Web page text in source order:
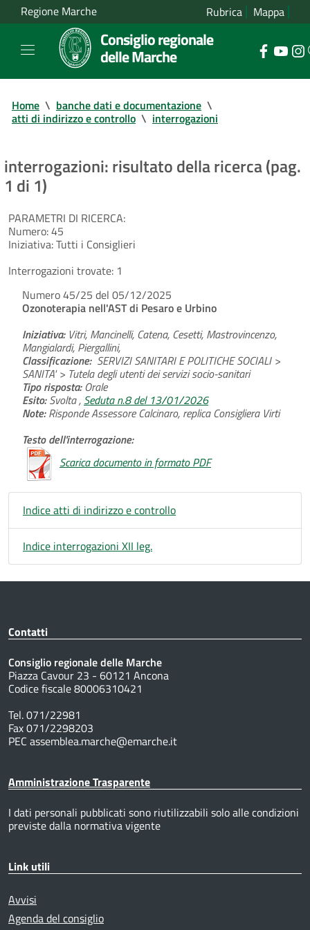
Regione Marche Rubrica Mappa
Consiglio regionale
delle Marche
Home \ banche dati e documentazione \
atti di indirizzo e controllo \ interrogazioni
interrogazioni: risultato della ricerca (pag.
1 di 1)
PARAMETRI DI RICERCA:
Numero:45
Iniziativa:Tutti i Consiglieri
Interrogazioni trovate: 1
Numero 45/25 del 05/12/2025
Ozonoterapia nell'AST di Pesaro e Urbino
Iniziativa:Vitri, Mancinelli, Catena, Cesetti, Mastrovincenzo,
Mangialardi, Piergallini,
Classificazione: SERVIZI SANITARI E POLITICHE SOCIALI >
SANITA' > Tutela degli utenti dei servizi socio-sanitari
Tipo risposta:Orale
Esito:Svolta , Seduta n.8 del 13/01/2026
Note:Risponde Assessore Calcinaro, replica Consigliera Virti
Testo dell'interrogazione:
Scarica documento in formato PDF
Indice atti di indirizzo e controllo
Indice interrogazioni XII leg.
Contatti
Consiglio regionale delle Marche
Piazza Cavour 23 - 60121 Ancona
Codice fiscale 80006310421
Tel. 071/22981
Fax 071/2298203
PEC assemblea.marche@emarche.it
Amministrazione Trasparente
I dati personali pubblicati sono riutilizzabili solo alle condizioni
previste dalla normativa vigente
Link utili
Avvisi
Agenda del consiglio